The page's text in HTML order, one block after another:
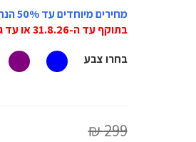
מחירים מיוחדים עד 50% הנחה על מגוון אוזניות ורמקולים JBL
בתוקף עד ה-31.8.26 או עד גמר המלאי, המוקדם מביניהם!
בחרו צבע
299 ₪